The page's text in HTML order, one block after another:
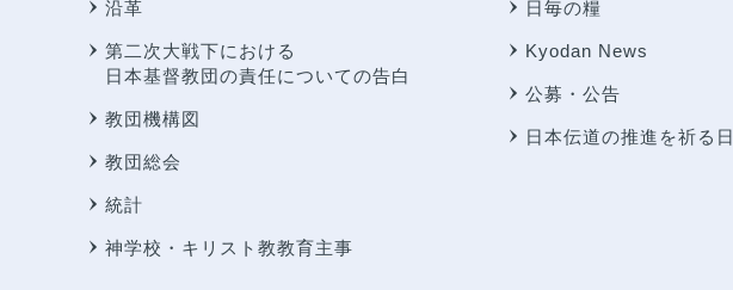
沿革
第二次大戦下における
日本基督教団の責任についての告白
教団機構図
教団総会
統計
神学校・キリスト教教育主事
日毎の糧
Kyodan News
公募・公告
日本伝道の推進を祈る日